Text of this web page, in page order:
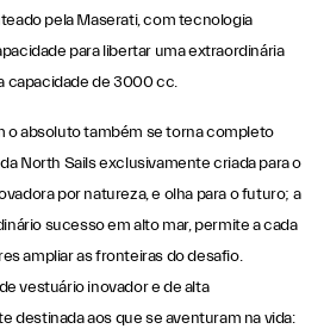
pela Maserati, com tecnologia
para libertar uma extraordinária
capacidade de 3000 cc.
o absoluto também se torna completo
North Sails exclusivamente criada para o
por natureza, e olha para o futuro; a
sucesso em alto mar, permite a cada
ampliar as fronteiras do desafio.
vestuário inovador e de alta
destinada aos que se aventuram na vida: